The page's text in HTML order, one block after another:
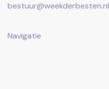
bestuur@weekderbesten.nl
Navigatie